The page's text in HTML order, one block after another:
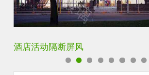
银玻长虹玻璃玄关隔断